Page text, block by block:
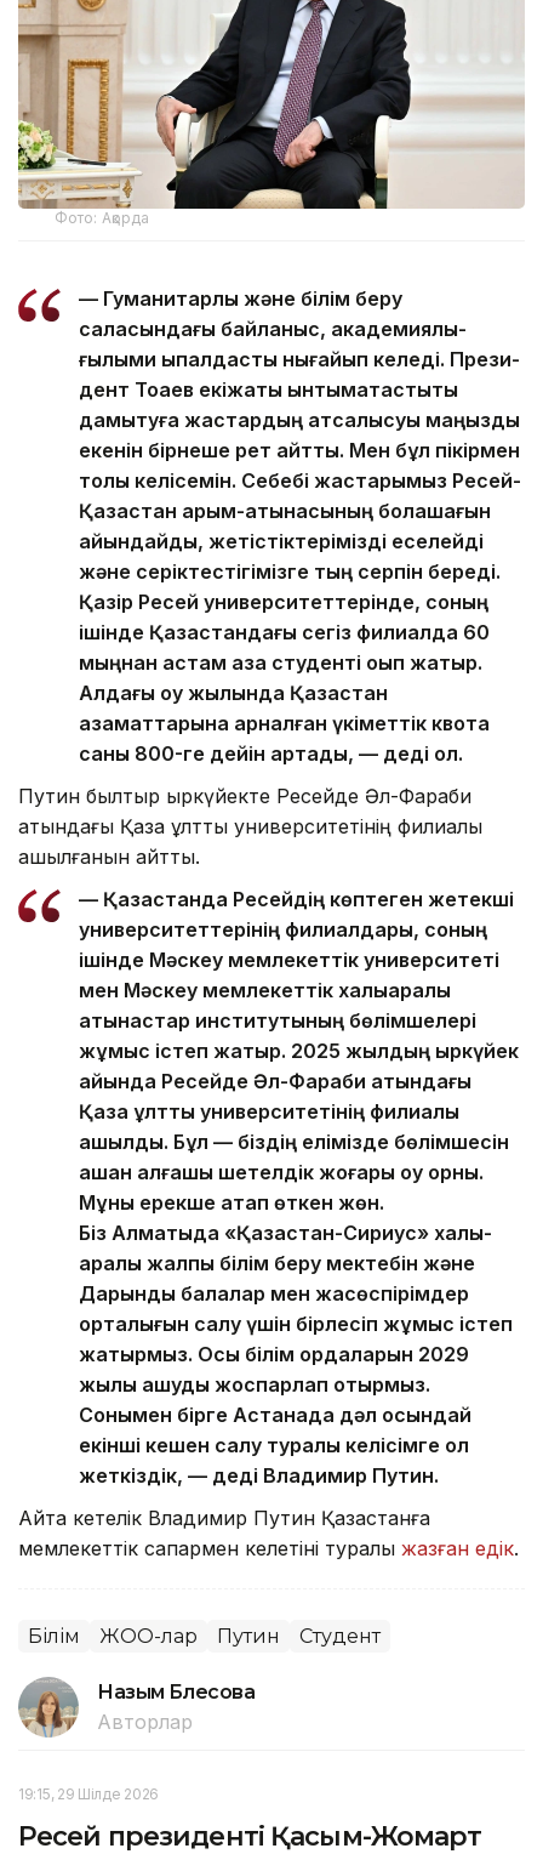
Фото: Ақорда
— Гуманитарлық және білім беру
саласындағы байланыс, академиялық-
ғылыми ықпалдастық нығайып келеді. Прези­
дент Тоқаев екіжақты ынтымақтас­тықты
дамытуға жастардың атсалысуы маңызды
екенін бірнеше рет айтты. Мен бұл пікірмен
толық келісемін. Себебі жастарымыз Ресей-
Қазақстан қарым-қатынасының болашағын
айқын­дайды, жетістіктерімізді еселейді
және серіктестігімізге тың серпін береді.
Қазір Ресей университеттерінде, соның
ішінде Қазақстандағы сегіз филиалда 60
мыңнан астам қазақ студенті оқып жатыр.
Алдағы оқу жылында Қазақстан
азаматтарына арналған үкіметтік квота
саны 800-ге дейін артады, — деді ол.
Путин былтыр қыркүйекте Ресейде Әл-Фараби
атындағы Қазақ ұлттық университетінің филиалы
ашылғанын айтты.
— Қазақстанда Ресейдің көптеген жетекші
университеттерінің филиалдары, соның
ішінде Мәскеу мемлекеттік университеті
мен Мәскеу мемлекеттік халықаралық
қатынастар институтының бөлімшелері
жұмыс істеп жатыр. 2025 жылдың қыркүйек
айында Ресейде Әл-Фараби атындағы
Қазақ ұлттық университетінің филиалы
ашылды. Бұл — біздің елімізде бөлімшесін
ашқан алғашқы шетелдік жоғары оқу орны.
Мұны ерекше атап өткен жөн.
Біз Алматыда «Қазақстан-Сириус» халық­
аралық жалпы білім беру мекте­бін және
Дарынды балалар мен жасөспірім­дер
орталығын салу үшін бірлесіп жұмыс істеп
жатырмыз. Осы білім ордаларын 2029
жылы ашуды жоспарлап отырмыз.
Сонымен бірге Астанада дәл осындай
екінші кешен салу туралы келісімге қол
жеткіздік, — деді Владимир Путин.
Айта кетелік Владимир Путин Қазақстанға
мемлекеттік сапармен келетіні туралы жазған едік.
Білім ЖОО-лар Путин Студент
Назым Бөлесова
Авторлар
19:15, 29 Шілде 2026
Ресей президенті Қасым-Жомарт